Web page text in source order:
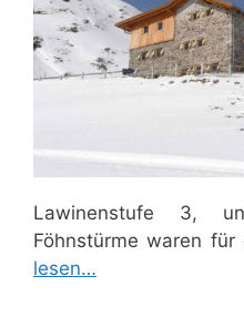
Lawinenstufe 3,
Föhnstürme waren
lesen…